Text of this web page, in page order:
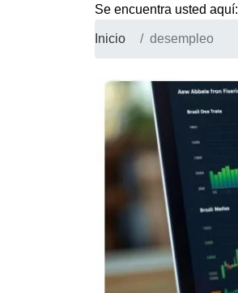
Se encuentra usted aquí:
Inicio desempleo